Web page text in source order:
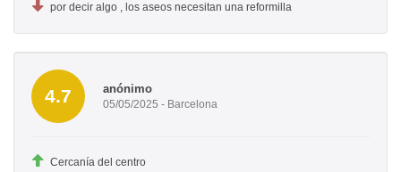
por decir algo , los aseos necesitan una reformilla
4.7 anónimo
05/05/2025 - Barcelona
Cercanía del centro